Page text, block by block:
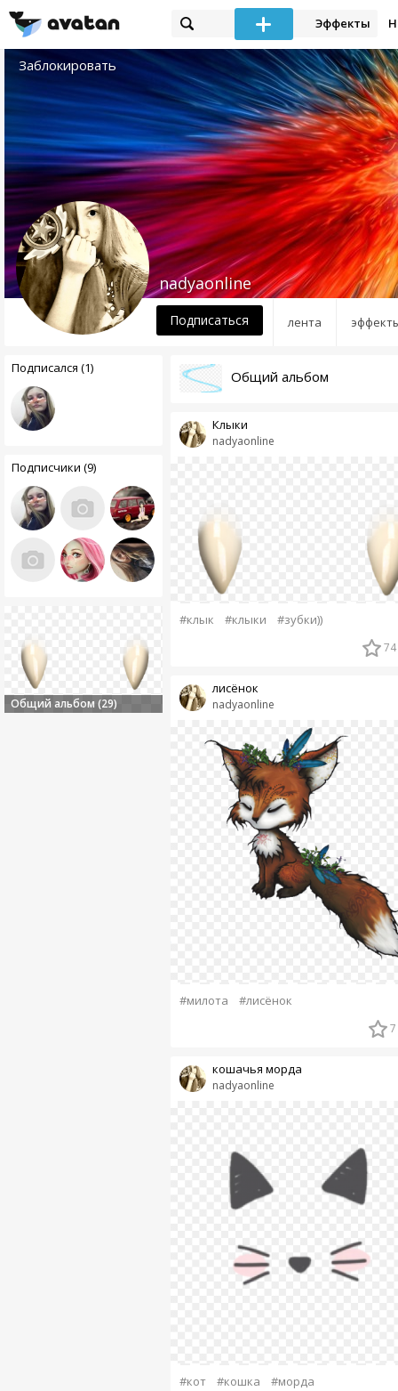
Эффекты
Заблокировать
лента
nadyaonline
Подписаться
Подписался (1)
Подписчики (9)
Общий альбом (29)
Общий альбом
nadyaonline
Клыки
#клык #клыки #зубки))
74
nadyaonline
лисёнок
#милота #лисёнок
7
nadyaonline
кошачья морда
#кот #кошка #морда